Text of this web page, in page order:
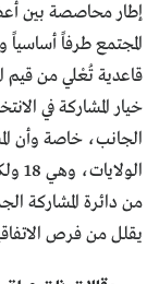
إطار محاصصة بين
المجتمع طرفاً أساسياً
قاعدية تُعْلي من قيم
خيار المشاركة في
الجانب، خاصة وأن
من دائرة المشاركة
يقلل من فرص